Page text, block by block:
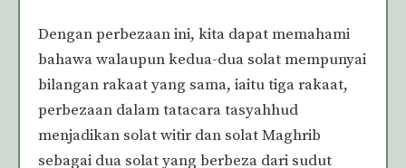
Dengan perbezaan ini, kita dapat memahami
bahawa walaupun kedua-dua solat mempunyai
bilangan rakaat yang sama, iaitu tiga rakaat,
perbezaan dalam tatacara tasyahhud
menjadikan solat witir dan solat Maghrib
sebagai dua solat yang berbeza dari sudut